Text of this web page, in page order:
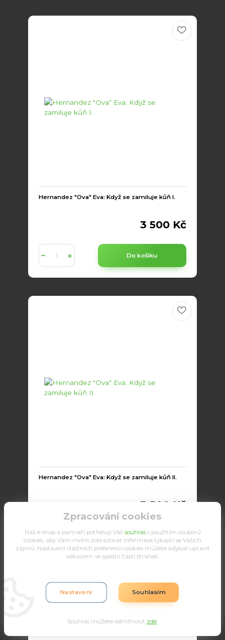
Hernandez "Ova" Eva: Když se zamiluje kůň I.
3 500 Kč
Do košíku
Hernandez "Ova" Eva: Když se zamiluje kůň II.
3 500 Kč
Do košíku
Zpracování cookies
Náš e-shop a partneři potřebují Váš souhlass použitím souborů
cookies, aby Vám mohli zobrazovat informace týkající se Vašich
zájmů. Nastavení vlastních preferencí cookies můžete kdykoli upravit
odkazem ve spodní části stránek.
Nastavení Souhlasím
Souhlas můžete odmítnout zde.